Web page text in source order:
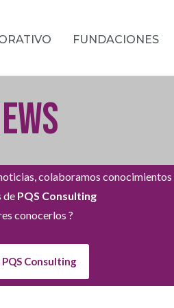
FUNDACIONES
colaboramos conocimientos
de PQS Consulting
conocerlos ?
Consulting